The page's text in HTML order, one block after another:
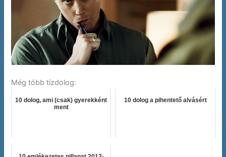
Még több tízdolog:
10 dolog, ami (csak) gyerekként
ment
10 dolog a pihentető alvásért